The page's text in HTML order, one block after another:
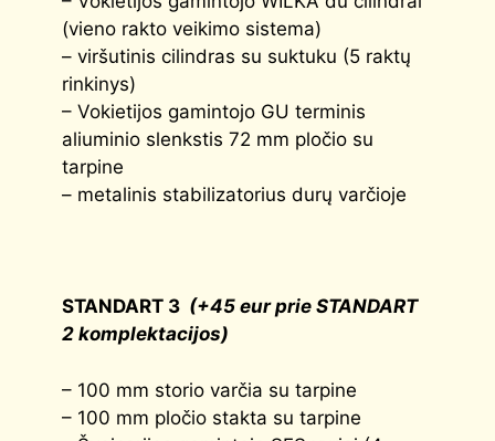
(vieno rakto veikimo sistema)
– viršutinis cilindras su suktuku (5 raktų
rinkinys)
– Vokietijos gamintojo GU terminis
aliuminio slenkstis 72 mm pločio su
tarpine
– metalinis stabilizatorius durų varčioje
STANDART 3 (+45 eur prie STANDART
2 komplektacijos)
– 100 mm storio varčia su tarpine
– 100 mm pločio stakta su tarpine